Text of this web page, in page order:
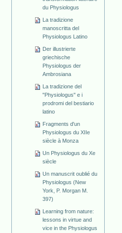
du Physiologus
La tradizione
manoscritta del
Physiologus Latino
Der illustrierte
griechische
Physiologus der
Ambrosiana
La tradizione del
"Physiologus" e i
prodromi del bestiario
latino
Fragments d'un
Physiologus du XIIe
siècle à Monza
Un Physiologus du Xe
siècle
Un manuscrit oublié du
Physiologus (New
York, P. Morgan M.
397)
Learning from nature:
lessons in virtue and
vice in the Physiologus